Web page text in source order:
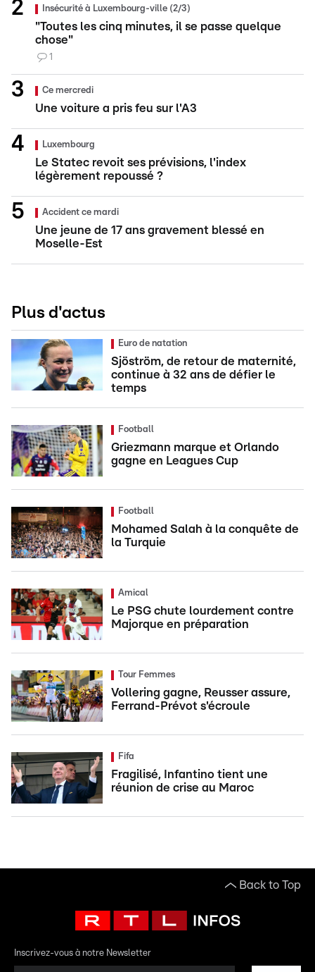
Insécurité à Luxembourg-ville (2/3)
"Toutes les cinq minutes, il se passe quelque
chose"
1
Ce mercredi
Une voiture a pris feu sur l'A3
Luxembourg
Le Statec revoit ses prévisions, l'index
légèrement repoussé ?
Accident ce mardi
Une jeune de 17 ans gravement blessé en
Moselle-Est
Plus d'actus
Euro de natation
Sjöström, de retour de maternité,
continue à 32 ans de défier le
temps
Football
Griezmann marque et Orlando
gagne en Leagues Cup
Football
Mohamed Salah à la conquête de
la Turquie
Amical
Le PSG chute lourdement contre
Majorque en préparation
Tour Femmes
Vollering gagne, Reusser assure,
Ferrand-Prévot s'écroule
Fifa
Fragilisé, Infantino tient une
réunion de crise au Maroc
Back to Top
Inscrivez-vous à notre Newsletter